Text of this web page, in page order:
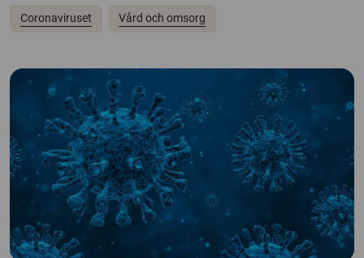
Coronaviruset Vård och omsorg